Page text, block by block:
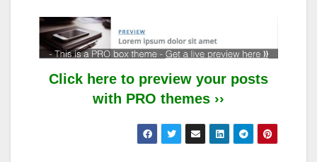
Click here to preview your posts
with PRO themes ››